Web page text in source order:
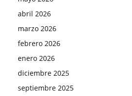
abril 2026
marzo 2026
febrero 2026
enero 2026
diciembre 2025
septiembre 2025